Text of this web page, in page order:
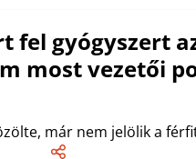
fel gyógyszert
most vezetői
már nem jelölik a